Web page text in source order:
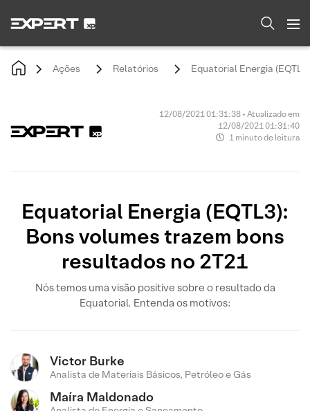
Ações Relatórios Equatorial Energia
12/08/2021 01:31:38 • Atualizado em
12/08/2021 01:31:40
1 minuto de leitura
Equatorial Energia (EQTL3):
Bons volumes trazem bons
resultados no 2T21
Nós temos uma visão positive sobre o resultado da
Equatorial. Entenda os motivos:
Victor Burke
Analista de Materiais Básicos, Petróleo e Gás
Maíra Maldonado